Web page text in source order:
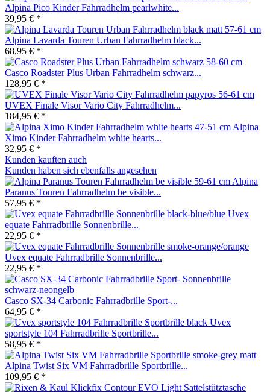
Alpina Pico Kinder Fahrradhelm pearlwhite...
39,95 € *
Alpina Lavarda Touren Urban Fahrradhelm black...
68,95 € *
Casco Roadster Plus Urban Fahrradhelm schwarz...
128,95 € *
UVEX Finale Visor Vario City Fahrradhelm...
184,95 € *
Alpina
Ximo Kinder Fahrradhelm white hearts...
32,95 € *
Kunden kauften auch
Kunden haben sich ebenfalls angesehen
Alpina
Paranus Touren Fahrradhelm be visible...
57,95 € *
Uvex
equate Fahrradbrille Sonnenbrille...
22,95 € *
Uvex equate Fahrradbrille Sonnenbrille...
22,95 € *
Casco SX-34 Carbonic Fahrradbrille Sport-...
64,95 € *
Uvex
sportstyle 104 Fahrradbrille Sportbrille...
58,95 € *
Alpina Twist Six VM Fahrradbrille Sportbrille...
109,95 € *